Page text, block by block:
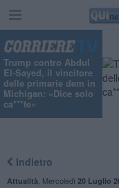
Trump contro Abdul
El-Sayed, il vincitore
delle primarie dem in
Michigan: «Dice solo
ca***te»
Indietro
Attualità Mercoledì 20 Luglio